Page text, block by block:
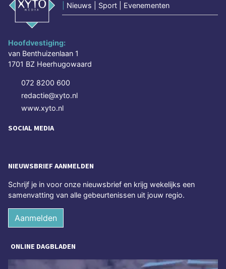
Nieuws | Sport | Evenementen
Hoofdvestiging:
van Benthuizenlaan 1
1701 BZ Heerhugowaard
072 8200 600
redactie@xyto.nl
www.xyto.nl
SOCIAL MEDIA
NIEUWSBRIEF AANMELDEN
Schrijf je in voor onze nieuwsbrief en krijg wekelijks een
samenvatting van alle gebeurtenissen uit jouw regio.
Aanmelden
ONLINE DAGBLADEN